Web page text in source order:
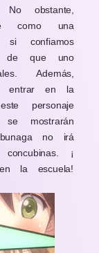
obstante,
como una
si confiamos
de que uno
Además,
entrar en la
personaje
mostrarán
no irá
¡
la escuela!